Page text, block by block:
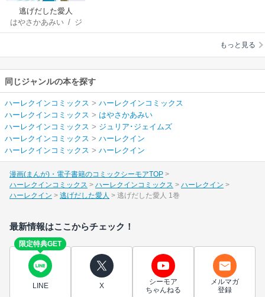
逃げだした愛人
はやさかあみい/ ジ
ュリア･ジェイムズ
もっと見る
同じジャンルの本を探す
ハーレクインコミックス > ハーレクインコミックス
ハーレクインコミックス > はやさかあみい
ハーレクインコミックス > ジュリア･ジェイムズ
ハーレクインコミックス > ハーレクイン
ハーレクインコミックス > ハーレクイン
漫画(まんが)・電子書籍のコミックシーモアTOP
ハーレクインコミックス
ハーレクインコミックス
ハーレクイン
ハーレクイン
逃げだした愛人 逃げだした愛人 1巻
最新情報はここからチェック！
限定特典GET
LINE X
シーモア
ちゃんねる
メルマガ
登録